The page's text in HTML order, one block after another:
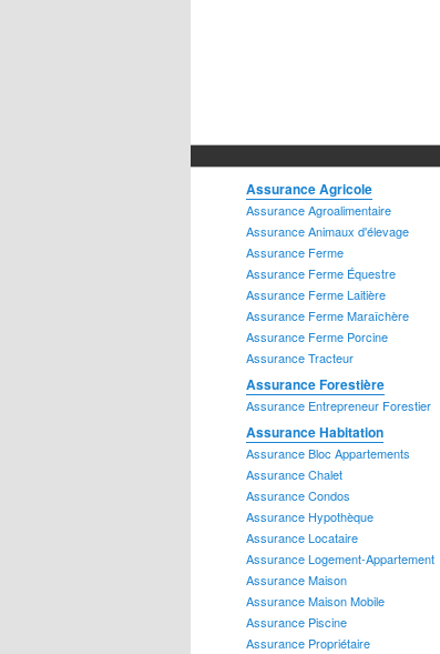
Assurance Dossier Criminel
Assurance Juridique
Assurance Services Financiers
Assurance Hypothécaires
Assurance Marge de Crédit
Assurance Prêts
Assurance Agricole
Assurance Agroalimentaire
Assurance Animaux d'élevage
Assurance Ferme
Assurance Ferme Équestre
Assurance Ferme Laitière
Assurance Ferme Maraîchère
Assurance Ferme Porcine
Assurance Tracteur
Assurance Forestière
Assurance Entrepreneur Forestier
Assurance Habitation
Assurance Bloc Appartements
Assurance Chalet
Assurance Condos
Assurance Hypothèque
Assurance Locataire
Assurance Logement-Appartement
Assurance Maison
Assurance Maison Mobile
Assurance Piscine
Assurance Propriétaire